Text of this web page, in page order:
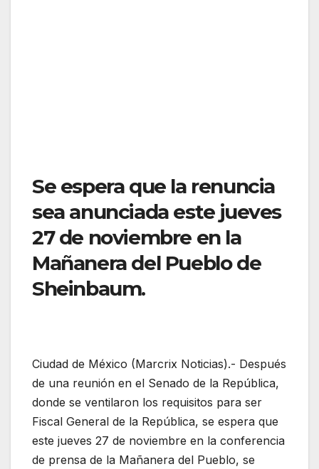
Se espera que la renuncia
sea anunciada este jueves
27 de noviembre en la
Mañanera del Pueblo de
Sheinbaum.
Ciudad de México (Marcrix Noticias).- Después
de una reunión en el Senado de la República,
donde se ventilaron los requisitos para ser
Fiscal General de la República, se espera que
este jueves 27 de noviembre en la conferencia
de prensa de la Mañanera del Pueblo, se